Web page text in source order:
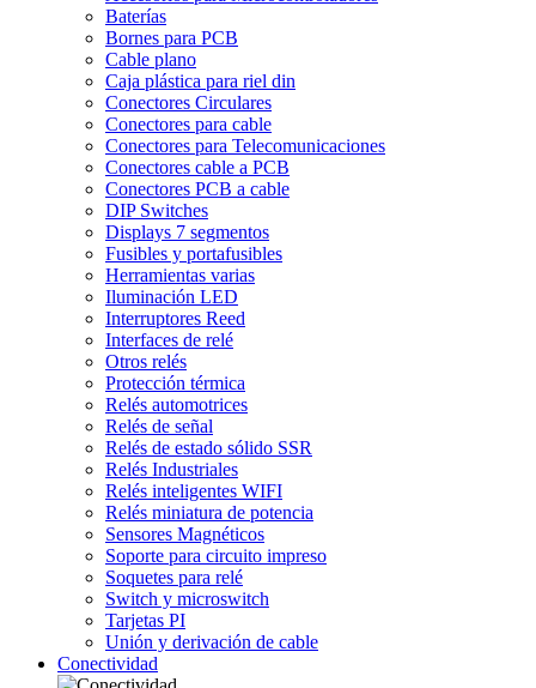
Baterías
Bornes para PCB
Cable plano
Caja plástica para riel din
Conectores Circulares
Conectores para cable
Conectores para Telecomunicaciones
Conectores cable a PCB
Conectores PCB a cable
DIP Switches
Displays 7 segmentos
Fusibles y portafusibles
Herramientas varias
Iluminación LED
Interruptores Reed
Interfaces de relé
Otros relés
Protección térmica
Relés automotrices
Relés de señal
Relés de estado sólido SSR
Relés Industriales
Relés inteligentes WIFI
Relés miniatura de potencia
Sensores Magnéticos
Soporte para circuito impreso
Soquetes para relé
Switch y microswitch
Tarjetas PI
Unión y derivación de cable
Conectividad